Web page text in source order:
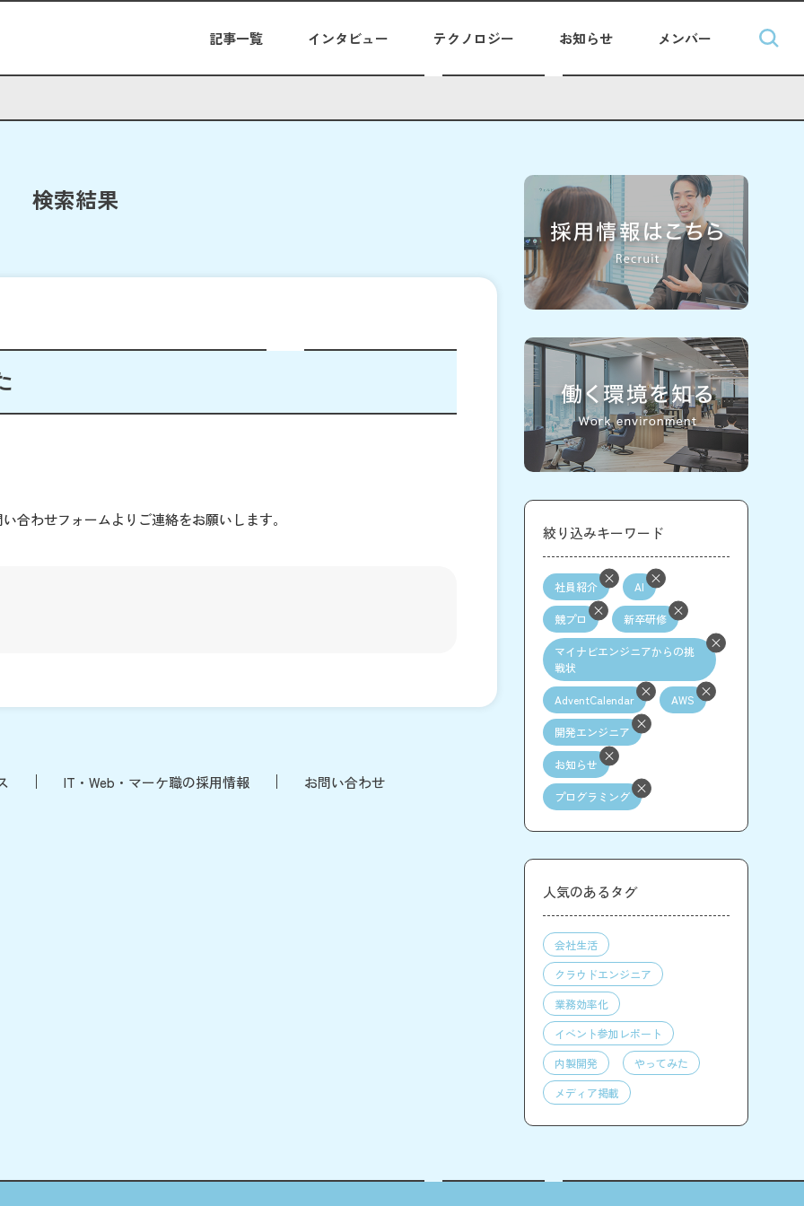
記事一覧 インタビュー テクノロジー お知らせ メンバー
検索結果
合わせフォームよりご連絡をお願いします。
IT・Web・マーケ職の採用情報 お問い合わせ
絞り込みキーワード
社員紹介 AI
競プロ 新卒研修
マイナビエンジニアからの挑
戦状
AdventCalendar AWS
開発エンジニア
お知らせ
プログラミング
人気のあるタグ
会社生活
クラウドエンジニア
業務効率化
イベント参加レポート
内製開発
やってみた
メディア掲載